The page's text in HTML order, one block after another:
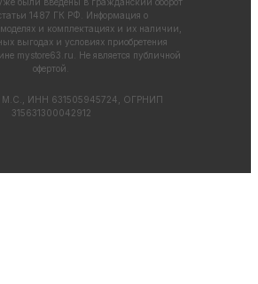
1487 ГК РФ. Информация о
и комплектациях и их наличии,
выгодах и условиях приобретения
mystore63.ru . Не является публичной
офертой.
М.С., ИНН 631505945724, ОГРНИП
315631300042912